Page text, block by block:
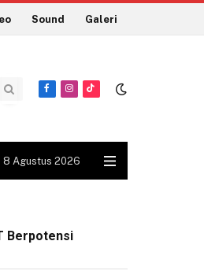
Sound Galeri
Facebook
Instagram
TikTok
8 Agustus 2026
Berpotensi